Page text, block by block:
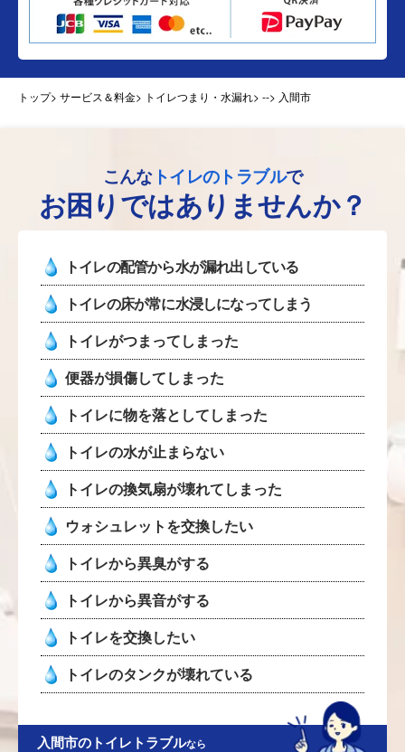
トップ> サービス＆料金> トイレつまり・水漏れ> --> 入間市
こんなトイレのトラブルで
お困りではありませんか？
トイレの配管から水が漏れ出している
トイレの床が常に水浸しになってしまう
トイレがつまってしまった
便器が損傷してしまった
トイレに物を落としてしまった
トイレの水が止まらない
トイレの換気扇が壊れてしまった
ウォシュレットを交換したい
トイレから異臭がする
トイレから異音がする
トイレを交換したい
トイレのタンクが壊れている
入間市のトイレトラブルなら